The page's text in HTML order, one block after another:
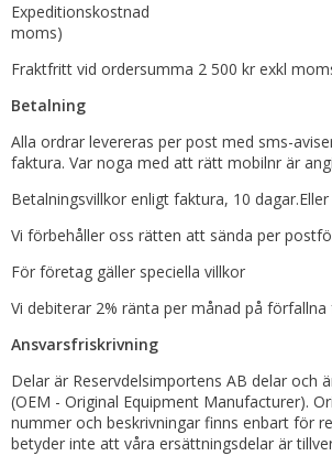
Expeditionskostnad 50
moms)
Fraktfritt vid ordersumma 2 500 kr exkl
Betalning
Alla ordrar levereras per post med sms-
faktura. Var noga med att rätt mobilnr är
Betalningsvillkor enligt faktura, 10
Vi förbehåller oss rätten att sända per
För företag gäller speciella villkor
Vi debiterar 2% ränta per månad på förfallna
Ansvarsfriskrivning
Delar är Reservdelsimportens AB delar och
(OEM - Original Equipment Manufacturer).
nummer och beskrivningar finns enbart för
betyder inte att våra ersättningsdelar är